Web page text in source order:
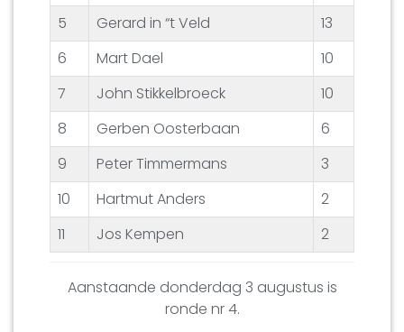
5
Gerard in “t Veld
13
6
Mart Dael
10
7
John Stikkelbroeck
10
8
Gerben Oosterbaan
6
9
Peter Timmermans
3
10
Hartmut Anders
2
11
Jos Kempen 2
Aanstaande donderdag 3 augustus is
ronde nr 4.